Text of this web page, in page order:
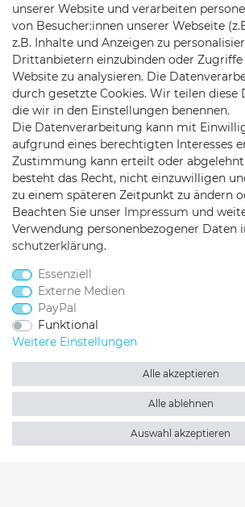
Batterieentsorgung
Versand/ Zahlung
KONTAKT
Telefon:0451/29360810
Mail:
Auf der Wasch 6
Netshop 25 auf
Netshop 25
unserer Website und verarbeiten
von Besucher:innen unserer Webseite
z.B. Inhalte und Anzeigen zu
Drittanbietern einzubinden oder Zugriffe
Website zu analysieren. Die
durch gesetzte Cookies. Wir teilen
die wir in den Einstellungen benennen.
Die Datenverarbeitung kann mit
aufgrund eines berechtigten Interesses
Zustimmung kann erteilt oder abgelehnt
besteht das Recht, nicht einzuwilligen
zu einem späteren Zeitpunkt zu ändern
Beachten Sie unser Impressum und
Verwendung personenbezogener Daten
schutz­erklärung.
Essenziell
Externe Medien
PayPal
Funktional
Weitere Einstellungen
Alle akzeptieren
Alle ablehnen
Auswahl akzeptieren